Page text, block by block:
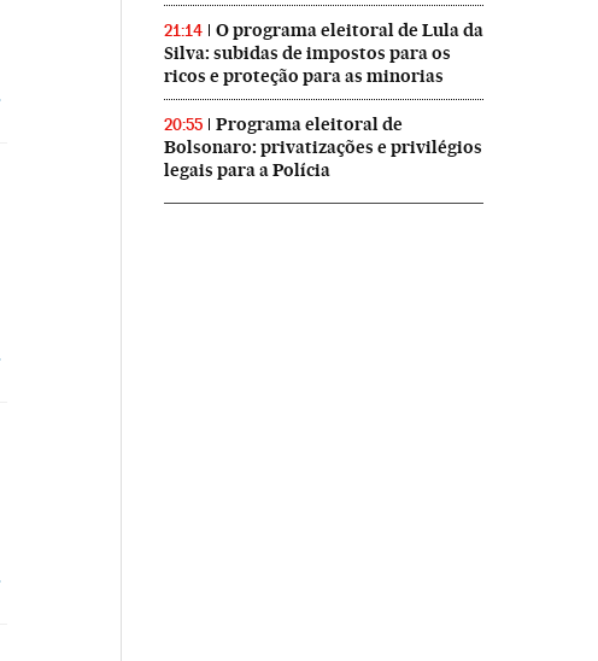
21:14
O programa eleitoral de Lula da
Silva: subidas de impostos para os
ricos e proteção para as minorias
20:55
Programa eleitoral de
Bolsonaro: privatizações e privilégios
legais para a Polícia